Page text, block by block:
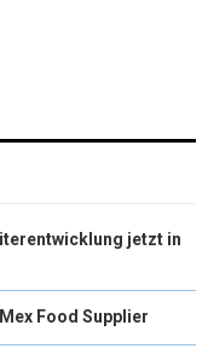
jetzt in
Food Supplier